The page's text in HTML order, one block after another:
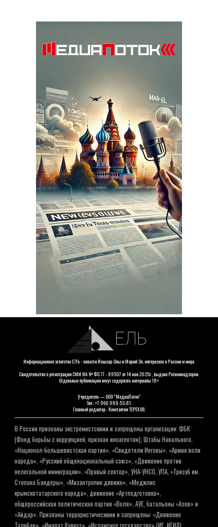
ЕЛЬ
Информационное агентство ЕЛЬ - новости Йошкар-Олы и Марий Эл, интересное в России и мире.
Свидетельство о регистрации СМИ ИА № ФС 77 - 89507 от 14 мая 2025г., выдано Роскомнадзором.
Отдельные публикации могут содержать материалы 18+
Учредитель — ООО "МедиаПоток"
Тел.: +7 960 099-53-81.
Главный редактор - Константин ТЕРЕХОВ.
В России признаны экстремистскими и запрещены организации: ФБК
(Фонд борьбы с коррупцией, признан иноагентом), Штабы Навального,
«Национал-большевистская партия», «Свидетели Иеговы», «Армия воли
народа», «Русский общенациональный союз», «Движение против
нелегальной иммиграции», «Правый сектор», УНА-УНСО, УПА, «Тризуб им.
Степана Бандеры», «Мизантропик дивижн», «Меджлис
крымскотатарского народа», движение «Артподготовка»,
общероссийская политическая партия «Воля», АУЕ, батальоны «Азов» и
«Айдар». Признаны террористическими и запрещены: «Движение
Талибан», «Имарат Кавказ», «Исламское государство» (ИГ, ИГИЛ),